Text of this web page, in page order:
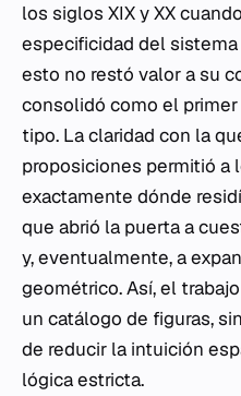
los siglos XIX y XX
especificidad del
esto no restó valor a su
consolidó como el
tipo. La claridad con la
proposiciones permitió a
exactamente dónde
que abrió la puerta a
y, eventualmente, a
geométrico. Así, el
un catálogo de figuras,
de reducir la intuición
lógica estricta.